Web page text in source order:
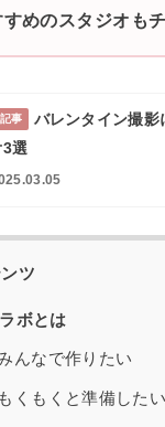
めのスタジオも
事
バレンタイン撮影
3選
ツ
ボとは
んなで作りたい
くもくと準備したい